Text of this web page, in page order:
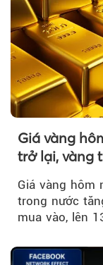
Giá vàng
trở lại, vàng
Giá vàng hôm
trong nước
mua vào, lên
trì trên